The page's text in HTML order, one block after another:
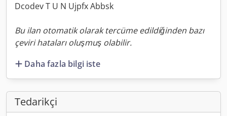
Dcodev T U N Ujpfx Abbsk
Bu ilan otomatik olarak tercüme edildiğinden bazı
çeviri hataları oluşmuş olabilir.
Daha fazla bilgi iste
Tedarikçi